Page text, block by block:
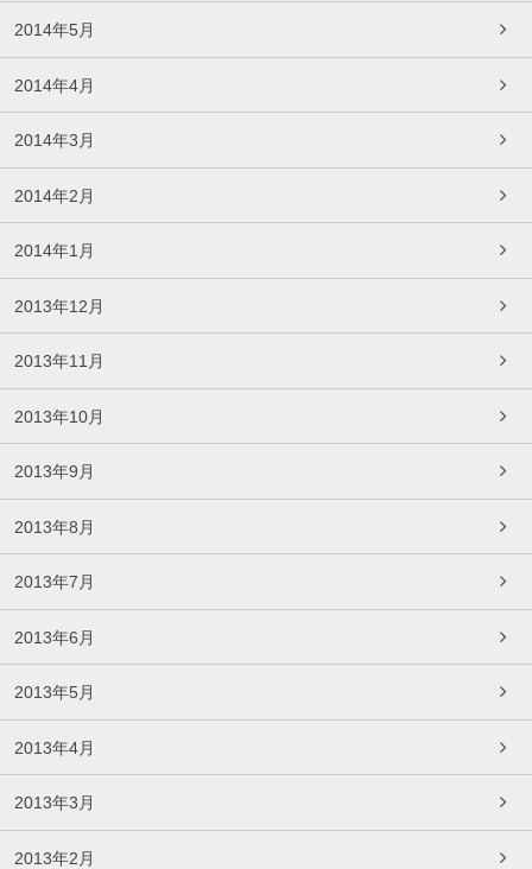
2014年5月
2014年4月
2014年3月
2014年2月
2014年1月
2013年12月
2013年11月
2013年10月
2013年9月
2013年8月
2013年7月
2013年6月
2013年5月
2013年4月
2013年3月
2013年2月